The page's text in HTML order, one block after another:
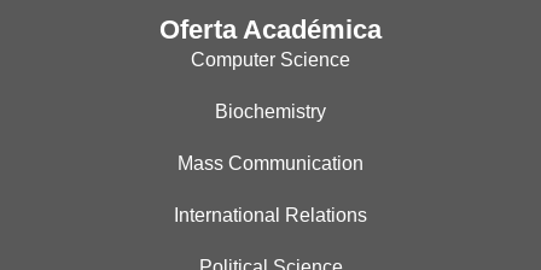
Oferta Académica
Computer Science
Biochemistry
Mass Communication
International Relations